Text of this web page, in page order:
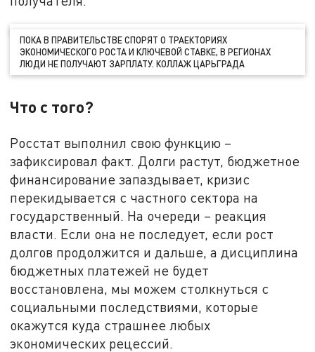
ПОКА В ПРАВИТЕЛЬСТВЕ СПОРЯТ О ТРАЕКТОРИЯХ
ЭКОНОМИЧЕСКОГО РОСТА И КЛЮЧЕВОЙ СТАВКЕ, В РЕГИОНАХ
ЛЮДИ НЕ ПОЛУЧАЮТ ЗАРПЛАТУ. КОЛЛАЖ ЦАРЬГРАДА
Что с того?
Росстат выполнил свою функцию –
зафиксировал факт. Долги растут, бюджетное
финансирование запаздывает, кризис
перекидывается с частного сектора на
государственный. На очереди – реакция
власти. Если она не последует, если рост
долгов продолжится и дальше, а дисциплина
бюджетных платежей не будет
восстановлена, мы можем столкнуться с
социальными последствиями, которые
окажутся куда страшнее любых
экономических рецессий.